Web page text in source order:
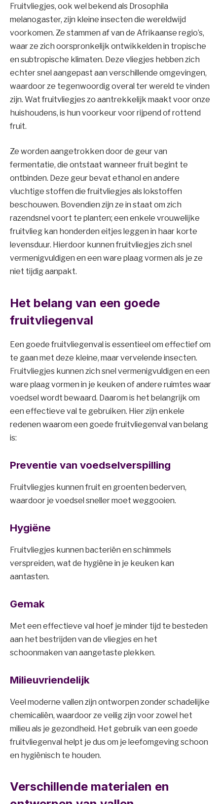
Fruitvliegjes, ook wel bekend als Drosophila
melanogaster, zijn kleine insecten die wereldwijd
voorkomen. Ze stammen af van de Afrikaanse regio’s,
waar ze zich oorspronkelijk ontwikkelden in tropische
en subtropische klimaten. Deze vliegjes hebben zich
echter snel aangepast aan verschillende omgevingen,
waardoor ze tegenwoordig overal ter wereld te vinden
zijn. Wat fruitvliegjes zo aantrekkelijk maakt voor onze
huishoudens, is hun voorkeur voor rijpend of rottend
fruit.
Ze worden aangetrokken door de geur van
fermentatie, die ontstaat wanneer fruit begint te
ontbinden. Deze geur bevat ethanol en andere
vluchtige stoffen die fruitvliegjes als lokstoffen
beschouwen. Bovendien zijn ze in staat om zich
razendsnel voort te planten; een enkele vrouwelijke
fruitvlieg kan honderden eitjes leggen in haar korte
levensduur. Hierdoor kunnen fruitvliegjes zich snel
vermenigvuldigen en een ware plaag vormen als je ze
niet tijdig aanpakt.
Het belang van een goede
fruitvliegenval
Een goede fruitvliegenval is essentieel om effectief om
te gaan met deze kleine, maar vervelende insecten.
Fruitvliegjes kunnen zich snel vermenigvuldigen en een
ware plaag vormen in je keuken of andere ruimtes waar
voedsel wordt bewaard. Daarom is het belangrijk om
een effectieve val te gebruiken. Hier zijn enkele
redenen waarom een goede fruitvliegenval van belang
is:
Preventie van voedselverspilling
Fruitvliegjes kunnen fruit en groenten bederven,
waardoor je voedsel sneller moet weggooien.
Hygiëne
Fruitvliegjes kunnen bacteriën en schimmels
verspreiden, wat de hygiëne in je keuken kan
aantasten.
Gemak
Met een effectieve val hoef je minder tijd te besteden
aan het bestrijden van de vliegjes en het
schoonmaken van aangetaste plekken.
Milieuvriendelijk
Veel moderne vallen zijn ontworpen zonder schadelijke
chemicaliën, waardoor ze veilig zijn voor zowel het
milieu als je gezondheid. Het gebruik van een goede
fruitvliegenval helpt je dus om je leefomgeving schoon
en hygiënisch te houden.
Verschillende materialen en